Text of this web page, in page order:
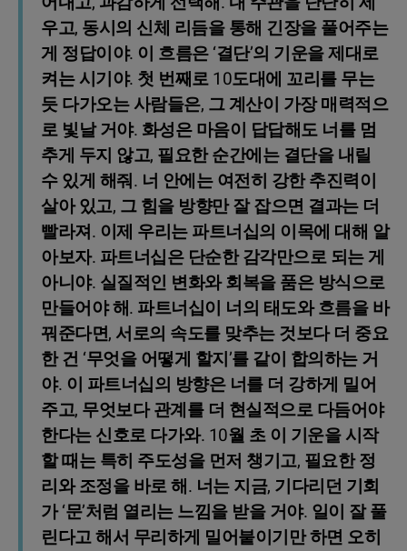
우고, 동시의 신체 리듬을 통해 긴장을 풀어주는
게 정답이야. 이 흐름은 ‘결단’의 기운을 제대로
켜는 시기야. 첫 번째로 10도대에 꼬리를 무는
듯 다가오는 사람들은, 그 계산이 가장 매력적으
로 빛날 거야. 화성은 마음이 답답해도 너를 멈
추게 두지 않고, 필요한 순간에는 결단을 내릴
수 있게 해줘. 너 안에는 여전히 강한 추진력이
살아 있고, 그 힘을 방향만 잘 잡으면 결과는 더
빨라져. 이제 우리는 파트너십의 이목에 대해 알
아보자. 파트너십은 단순한 감각만으로 되는 게
아니야. 실질적인 변화와 회복을 품은 방식으로
만들어야 해. 파트너십이 너의 태도와 흐름을 바
꿔준다면, 서로의 속도를 맞추는 것보다 더 중요
한 건 ‘무엇을 어떻게 할지’를 같이 합의하는 거
야. 이 파트너십의 방향은 너를 더 강하게 밀어
주고, 무엇보다 관계를 더 현실적으로 다듬어야
한다는 신호로 다가와. 10월 초 이 기운을 시작
할 때는 특히 주도성을 먼저 챙기고, 필요한 정
리와 조정을 바로 해. 너는 지금, 기다리던 기회
가 ‘문’처럼 열리는 느낌을 받을 거야. 일이 잘 풀
린다고 해서 무리하게 밀어붙이기만 하면 오히